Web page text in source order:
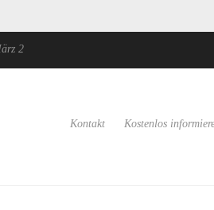
Kontakt Kostenlos